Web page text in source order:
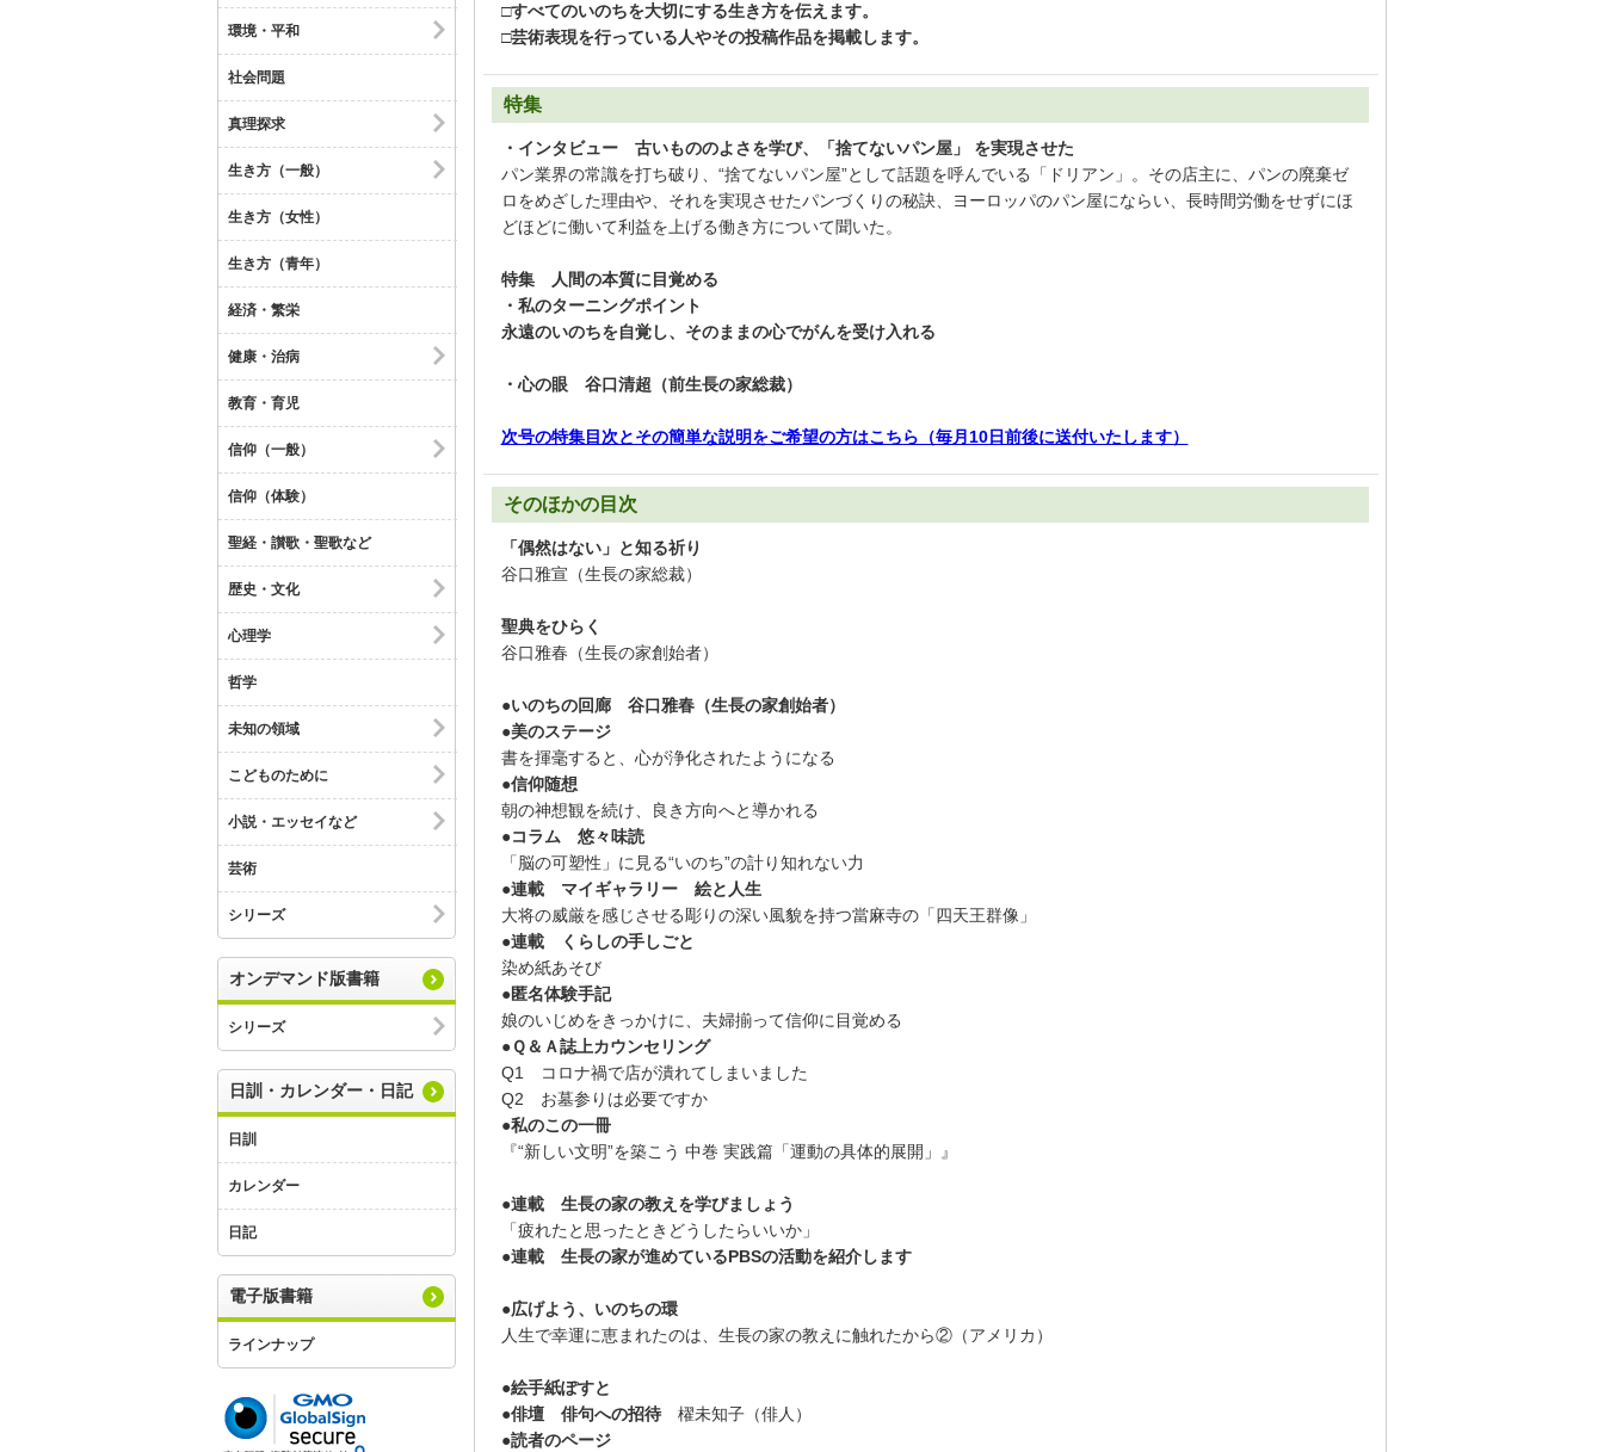
環境・平和
社会問題
真理探求
生き方（一般）
生き方（女性）
生き方（青年）
経済・繁栄
健康・治病
教育・育児
信仰（一般）
信仰（体験）
聖経・讃歌・聖歌など
歴史・文化
心理学
哲学
未知の領域
こどものために
小説・エッセイなど
芸術
シリーズ
オンデマンド版書籍
シリーズ
日訓・カレンダー・日記
日訓
カレンダー
日記
電子版書籍
ラインナップ
□すべてのいのちを大切にする生き方を伝えます。
□芸術表現を行っている人やその投稿作品を掲載します。
特集
・インタビュー 古いもののよさを学び、「捨てないパン屋」 を実現させた
パン業界の常識を打ち破り、“捨てないパン屋”として話題を呼んでいる「ドリアン」。その店主に、パンの廃棄ゼ
ロをめざした理由や、それを実現させたパンづくりの秘訣、ヨーロッパのパン屋にならい、長時間労働をせずにほ
どほどに働いて利益を上げる働き方について聞いた。
特集 人間の本質に目覚める
・私のターニングポイント
永遠のいのちを自覚し、そのままの心でがんを受け入れる
・心の眼 谷口清超（前生長の家総裁）
次号の特集目次とその簡単な説明をご希望の方はこちら（毎月10日前後に送付いたします）
そのほかの目次
「偶然はない」と知る祈り
谷口雅宣（生長の家総裁）
聖典をひらく
谷口雅春（生長の家創始者）
●いのちの回廊 谷口雅春（生長の家創始者）
●美のステージ
書を揮毫すると、心が浄化されたようになる
●信仰随想
朝の神想観を続け、良き方向へと導かれる
●コラム 悠々味読
「脳の可塑性」に見る“いのち”の計り知れない力
●連載 マイギャラリー 絵と人生
大将の威厳を感じさせる彫りの深い風貌を持つ當麻寺の「四天王群像」
●連載 くらしの手しごと
染め紙あそび
●匿名体験手記
娘のいじめをきっかけに、夫婦揃って信仰に目覚める
●Ｑ＆Ａ誌上カウンセリング
Q1 コロナ禍で店が潰れてしまいました
Q2 お墓参りは必要ですか
●私のこの一冊
『“新しい文明”を築こう 中巻 実践篇「運動の具体的展開」』
●連載 生長の家の教えを学びましょう
「疲れたと思ったときどうしたらいいか」
●連載 生長の家が進めているPBSの活動を紹介します
●広げよう、いのちの環
人生で幸運に恵まれたのは、生長の家の教えに触れたから②（アメリカ）
●絵手紙ぽすと
●俳壇 俳句への招待櫂未知子（俳人）
●読者のページ